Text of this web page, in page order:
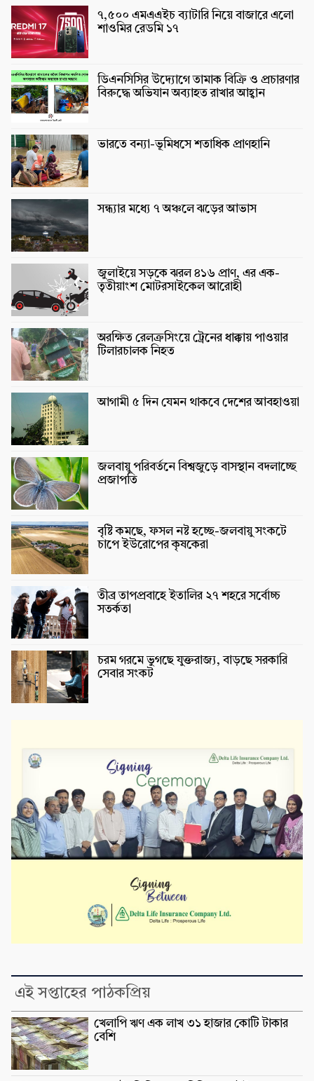
৭,৫০০ এমএএইচ ব্যাটারি নিয়ে বাজারে এলো
শাওমির রেডমি ১৭
ডিএনসিসির উদ্যোগে তামাক বিক্রি ও প্রচারণার
বিরুদ্ধে অভিযান অব্যাহত রাখার আহ্বান
ভারতে বন্যা-ভূমিধসে শতাধিক প্রাণহানি
সন্ধ্যার মধ্যে ৭ অঞ্চলে ঝড়ের আভাস
জুলাইয়ে সড়কে ঝরল ৪১৬ প্রাণ, এর এক-
তৃতীয়াংশ মোটরসাইকেল আরোহী
অরক্ষিত রেলক্রসিংয়ে ট্রেনের ধাক্কায় পাওয়ার
টিলারচালক নিহত
আগামী ৫ দিন যেমন থাকবে দেশের আবহাওয়া
জলবায়ু পরিবর্তনে বিশ্বজুড়ে বাসস্থান বদলাচ্ছে
প্রজাপতি
বৃষ্টি কমছে, ফসল নষ্ট হচ্ছে-জলবায়ু সংকটে
চাপে ইউরোপের কৃষকেরা
তীব্র তাপপ্রবাহে ইতালির ২৭ শহরে সর্বোচ্চ
সতর্কতা
চরম গরমে ভুগছে যুক্তরাজ্য, বাড়ছে সরকারি
সেবার সংকট
এই সপ্তাহের পাঠকপ্রিয়
খেলাপি ঋণ এক লাখ ৩১ হাজার কোটি টাকার
বেশি